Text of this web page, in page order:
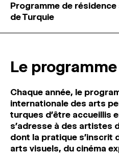
PROGRAMMATION
Recherche
Connexion
↓
Programme de
de Turquie
Le programme
Chaque année, le
internationale des arts
turques d’être accueillis
s’adresse à des artistes
dont la pratique s’inscrit
arts visuels, du cinéma